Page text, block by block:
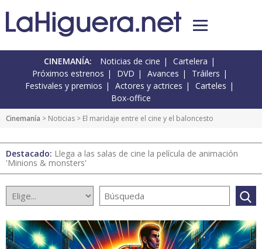
CINEMANÍA: Noticias de cine
Cartelera
Próximos estrenos
DVD Avances
Tráilers
Festivales y premios
Actores y actrices
Carteles
Box-office
Cinemanía > Noticias > El maridaje entre el cine y el baloncesto
Destacado: Llega a las salas de cine la película de animación
'Minions & monsters'